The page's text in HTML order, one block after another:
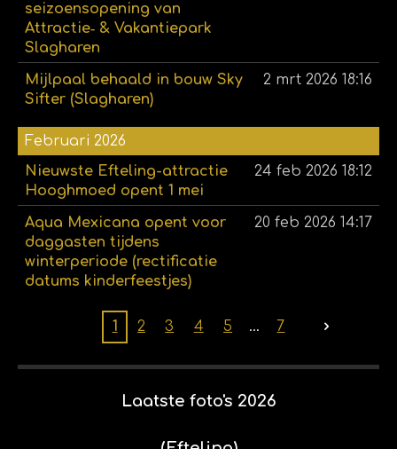
seizoensopening van
Attractie‑ & Vakantiepark
Slagharen
Mijlpaal behaald in bouw Sky
Sifter (Slagharen)
2 mrt 2026 18:16
Februari 2026
Nieuwste Efteling-attractie
Hooghmoed opent 1 mei
24 feb 2026 18:12
Aqua Mexicana opent voor
daggasten tijdens
winterperiode (rectificatie
datums kinderfeestjes)
20 feb 2026 14:17
1 2 3 4 5 7
Laatste foto's 2026